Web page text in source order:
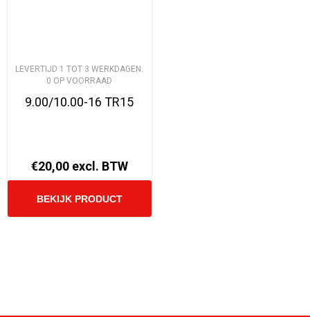
LEVERTIJD 1 TOT 3 WERKDAGEN.
0 OP VOORRAAD
9.00/10.00-16 TR15
€20,00 excl. BTW